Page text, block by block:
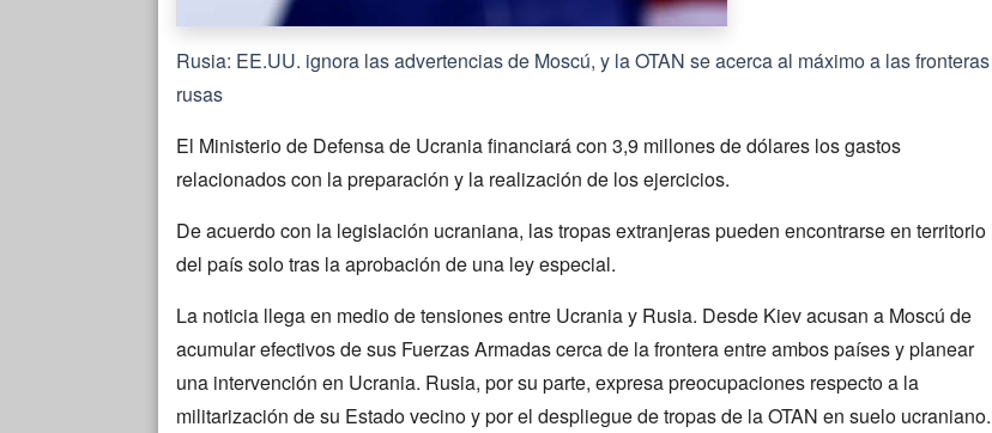
Rusia: EE.UU. ignora las advertencias de Moscú, y la OTAN se acerca al máximo a las fronteras
rusas
El Ministerio de Defensa de Ucrania financiará con 3,9 millones de dólares los gastos
relacionados con la preparación y la realización de los ejercicios.
De acuerdo con la legislación ucraniana, las tropas extranjeras pueden encontrarse en territorio
del país solo tras la aprobación de una ley especial.
La noticia llega en medio de tensiones entre Ucrania y Rusia. Desde Kiev acusan a Moscú de
acumular efectivos de sus Fuerzas Armadas cerca de la frontera entre ambos países y planear
una intervención en Ucrania. Rusia, por su parte, expresa preocupaciones respecto a la
militarización de su Estado vecino y por el despliegue de tropas de la OTAN en suelo ucraniano.